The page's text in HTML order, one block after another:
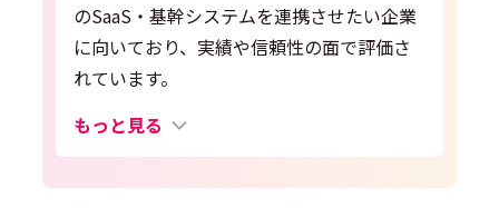
のSaaS・基幹システムを連携させたい企業
に向いており、実績や信頼性の面で評価さ
れています。
もっと見る